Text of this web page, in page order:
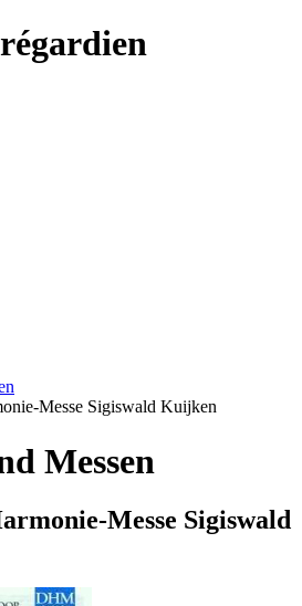
Messe Sigiswald Kuijken
Messen
Messe Sigiswald